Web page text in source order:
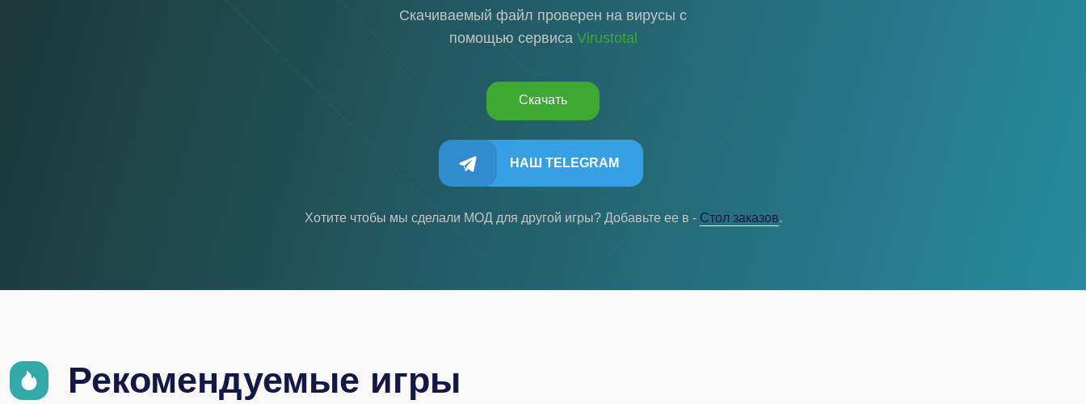
Скачиваемый файл проверен на вирусы с
помощью сервиса Virustotal
Скачать
НАШ TELEGRAM
Хотите чтобы мы сделали МОД для другой игры? Добавьте ее в - Cтол заказов.
Рекомендуемые игры